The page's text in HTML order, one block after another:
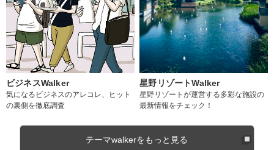
ビジネスWalker
気になるビジネスのアレコレ、ヒット
の裏側を徹底調査
星野リゾートWalker
星野リゾートが運営する多彩な施設の
最新情報をチェック！
テーマwalkerをもっと見る